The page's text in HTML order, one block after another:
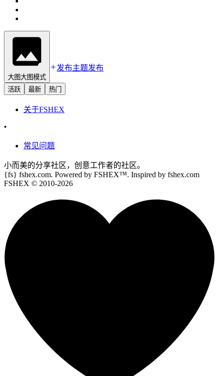
大图大图模式
发布主题发布
活跃 最新 热门
关于FSHEX
•
常见问题
小而美的分享社区，创意工作者的社区。
{fs} fshex.com. Powered by FSHEX™. Inspired by fshex.com
FSHEX © 2010-2026